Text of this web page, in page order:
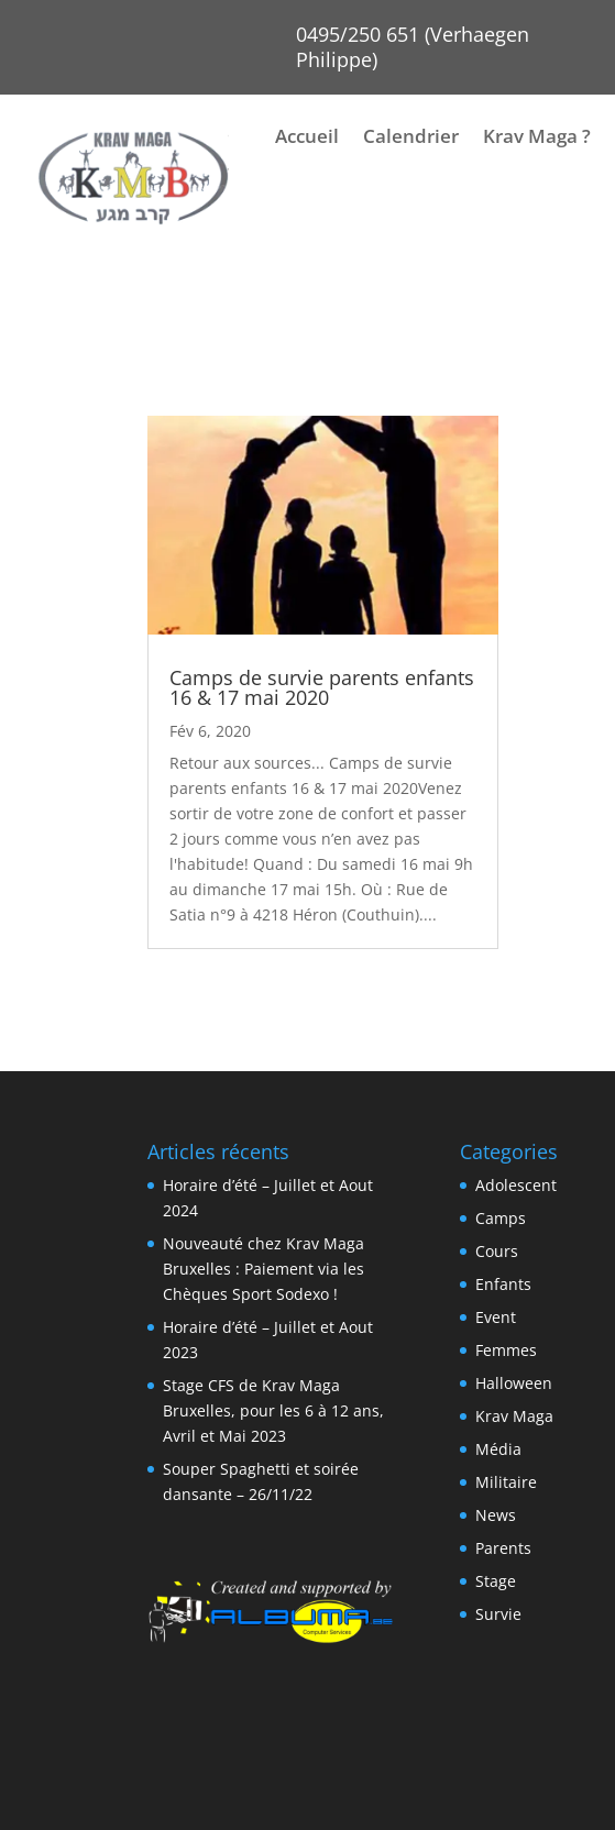
0495/250 651 (Verhaegen
Philippe)
Accueil Calendrier Krav Maga ?
Camps de survie parents enfants
16 & 17 mai 2020
Fév 6, 2020
Retour aux sources... Camps de survie
parents enfants 16 & 17 mai 2020Venez
sortir de votre zone de confort et passer
2 jours comme vous n’en avez pas
l'habitude! Quand : Du samedi 16 mai 9h
au dimanche 17 mai 15h. Où : Rue de
Satia n°9 à 4218 Héron (Couthuin)....
Articles récents
Horaire d’été – Juillet et Aout
2024
Nouveauté chez Krav Maga
Bruxelles : Paiement via les
Chèques Sport Sodexo !
Horaire d’été – Juillet et Aout
2023
Stage CFS de Krav Maga
Bruxelles, pour les 6 à 12 ans,
Avril et Mai 2023
Souper Spaghetti et soirée
dansante – 26/11/22
Categories
Adolescent
Camps
Cours
Enfants
Event
Femmes
Halloween
Krav Maga
Média
Militaire
News
Parents
Stage
Survie